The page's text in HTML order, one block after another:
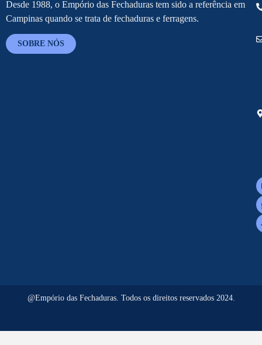
Desde 1988, o Empório das Fechaduras tem sido a referência em
Campinas quando se trata de fechaduras e ferragens.
SOBRE NÓS
@Empório das Fechaduras. Todos os direitos reservados 2024.